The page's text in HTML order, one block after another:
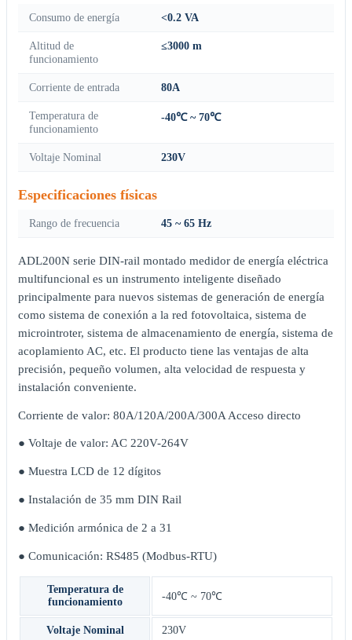
Consumo de energía <0.2 VA
Altitud de
funcionamiento
≤3000 m
Corriente de entrada 80A
Temperatura de
funcionamiento
-40℃ ~ 70℃
Voltaje Nominal 230V
Especificaciones físicas
Rango de frecuencia 45 ~ 65 Hz
ADL200N serie DIN-rail montado medidor de energía eléctrica
multifuncional es un instrumento inteligente diseñado
principalmente para nuevos sistemas de generación de energía
como sistema de conexión a la red fotovoltaica, sistema de
microintroter, sistema de almacenamiento de energía, sistema de
acoplamiento AC, etc. El producto tiene las ventajas de alta
precisión, pequeño volumen, alta velocidad de respuesta y
instalación conveniente.
Corriente de valor: 80A/120A/200A/300A Acceso directo
● Voltaje de valor: AC 220V-264V
● Muestra LCD de 12 dígitos
● Instalación de 35 mm DIN Rail
● Medición armónica de 2 a 31
● Comunicación: RS485 (Modbus-RTU)
Temperatura de
funcionamiento
-40℃ ~ 70℃
Voltaje Nominal 230V